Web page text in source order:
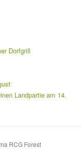
Dorfgrill
Landpartie am 14.
RCG Forest